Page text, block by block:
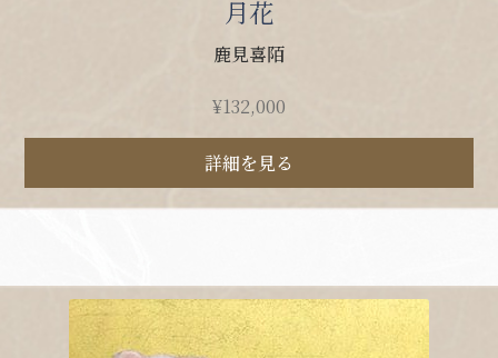
月花
鹿見喜陌
¥132,000
詳細を見る